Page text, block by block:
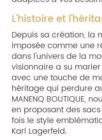
L'histoire et
Depuis sa création, la
imposée comme une
dans l'univers de la
visionnaire a su
avec une touche de
héritage qui perdure
MANENQ BOUTIQUE,
en proposant des
fois le style
Karl Lagerfeld.